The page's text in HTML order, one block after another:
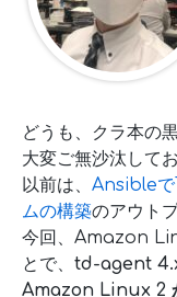
どうも、クラ本の
大変ご無沙汰して
以前は、 Ansibleで
ムの構築のアウト
今回、Amazon
とで、 td-agent
Amazon Linux 2